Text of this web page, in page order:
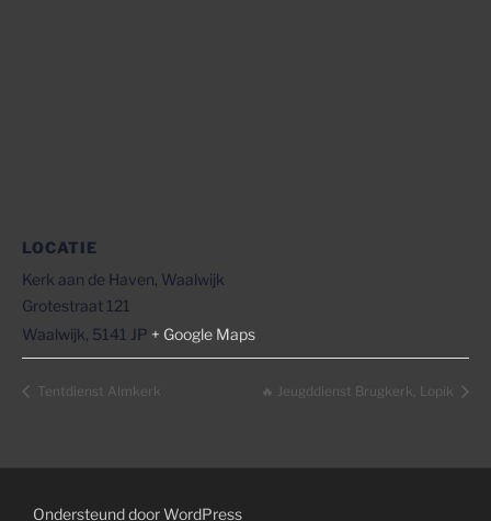
LOCATIE
Kerk aan de Haven, Waalwijk
Grotestraat 121
Waalwijk, 5141 JP + Google Maps
Tentdienst Almkerk 🔥 Jeugddienst Brugkerk, Lopik
Ondersteund door WordPress